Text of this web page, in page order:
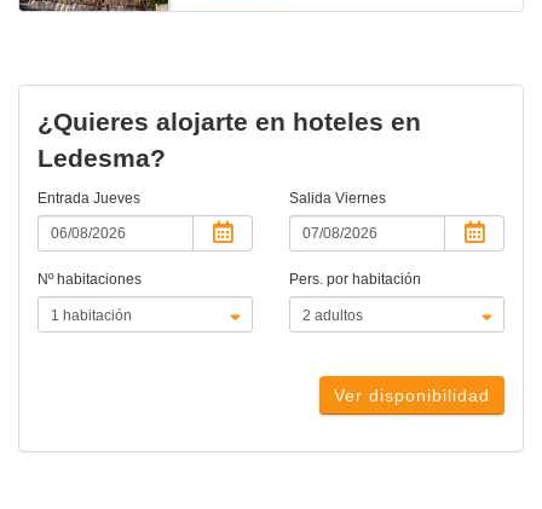
¿Quieres alojarte en hoteles en
Ledesma?
Entrada Jueves Salida Viernes
Nº habitaciones Pers. por habitación
Ver disponibilidad